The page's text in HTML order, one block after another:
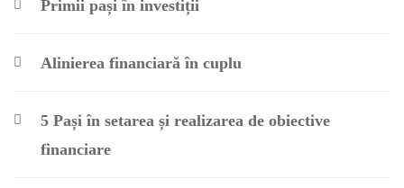
Primii pași în investiții
Alinierea financiară în cuplu
5 Pași în setarea și realizarea de obiective
financiare